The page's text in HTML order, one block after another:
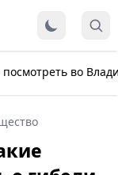
посмотреть во